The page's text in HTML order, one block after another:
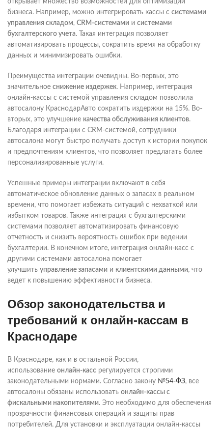
открывает множество возможностей для оптимизации
бизнеса. Например, можно интегрировать кассы с системами
управления складом, CRM-системами и системами
бухгалтерского учета. Такая интеграция позволяет
автоматизировать процессы, сократить время на обработку
данных и минимизировать ошибки.
Преимущества интеграции очевидны. Во-первых, это
значительное снижение издержек. Например, интеграция
онлайн-кассы с системой управления складом позволила
автосалону КраснодарАвто сократить издержки на 15%. Во-
вторых, это улучшение качества обслуживания клиентов.
Благодаря интеграции с CRM-системой, сотрудники
автосалона могут быстро получать доступ к истории покупок
и предпочтениям клиентов, что позволяет предлагать более
персонализированные услуги.
Успешные примеры интеграции включают в себя
автоматическое обновление данных о запасах в реальном
времени, что помогает избежать ситуаций с нехваткой или
избытком товаров. Также интеграция с бухгалтерскими
системами позволяет автоматизировать финансовую
отчетность и снизить вероятность ошибок при ведении
бухгалтерии. В конечном итоге, интеграция онлайн-касс с
другими системами автосалона помогает
улучшить управление запасами и клиентскими данными, что
ведет к повышению эффективности бизнеса.
Обзор законодательства и
требований к онлайн-кассам в
Краснодаре
В Краснодаре, как и в остальной России,
использование онлайн-касс регулируется строгими
законодательными нормами. Согласно закону №54-ФЗ, все
автосалоны обязаны использовать онлайн-кассы с
фискальными накопителями. Это необходимо для обеспечения
прозрачности финансовых операций и защиты прав
потребителей. Для установки и эксплуатации онлайн-кассы